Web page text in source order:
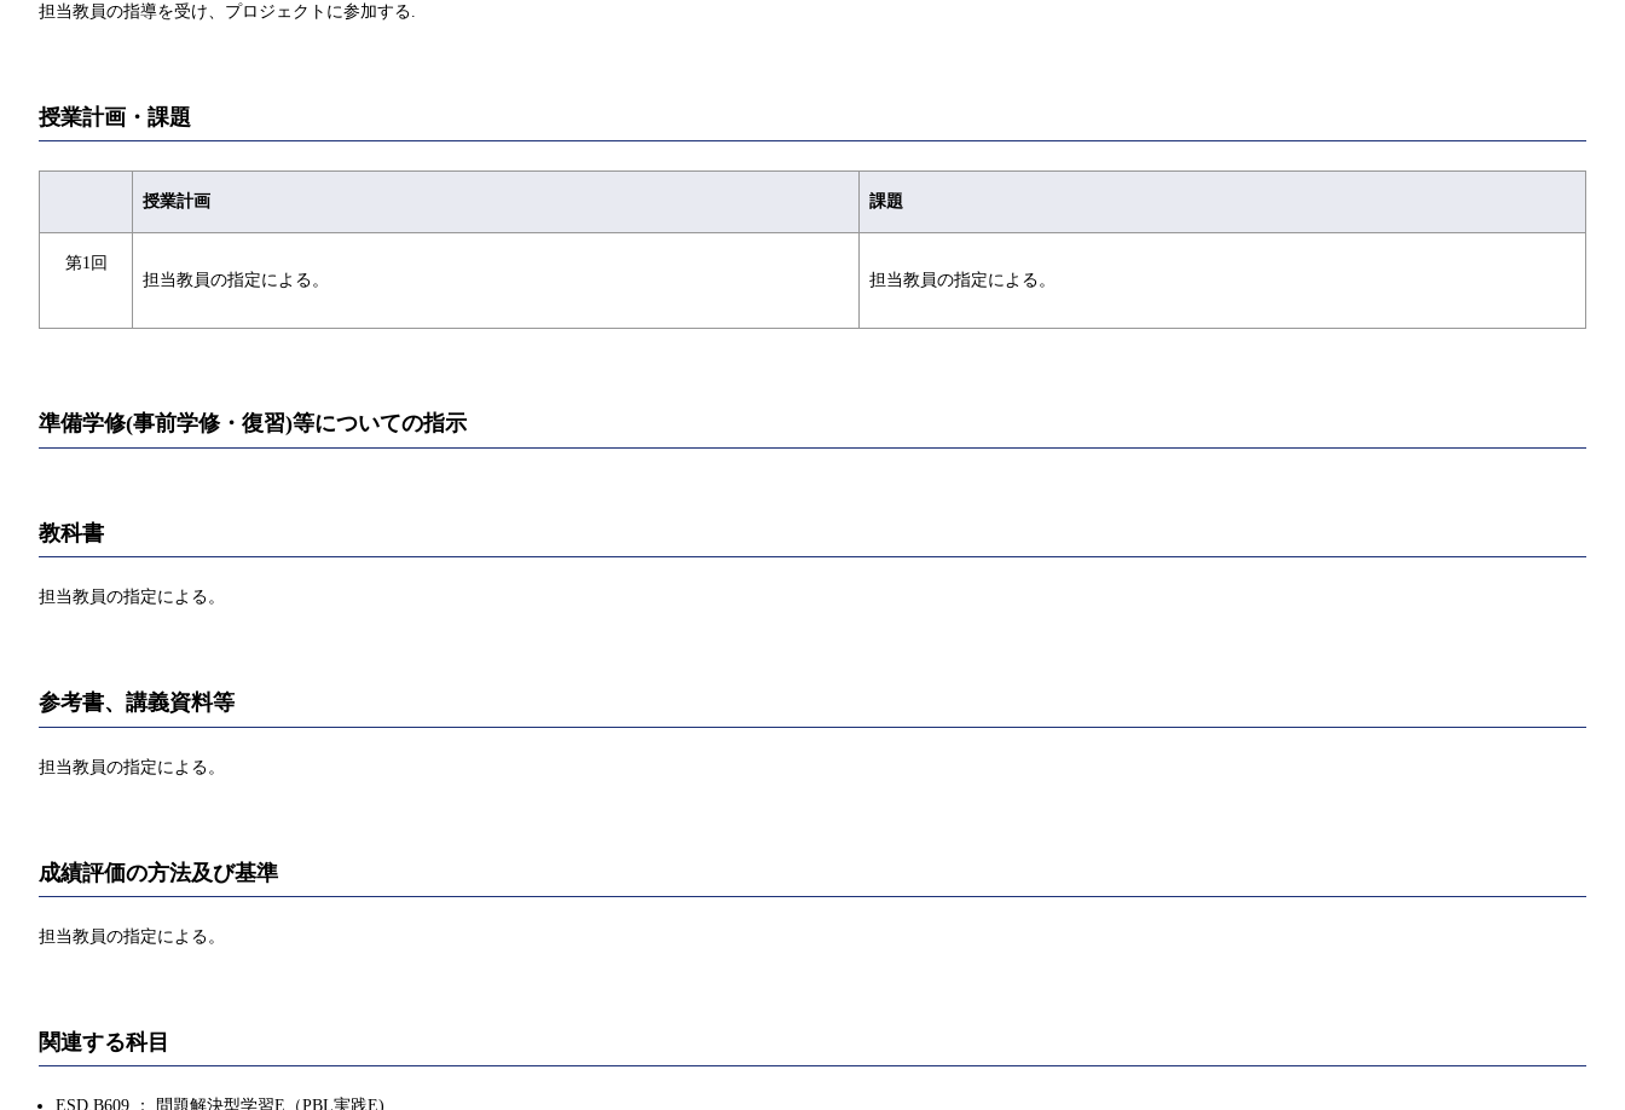
担当教員の指導を受け、プロジェクトに参加する.
授業計画・課題
授業計画 課題
第1回
担当教員の指定による。
担当教員の指定による。
準備学修(事前学修・復習)等についての指示
教科書
担当教員の指定による。
参考書、講義資料等
担当教員の指定による。
成績評価の方法及び基準
担当教員の指定による。
関連する科目
ESD.B609 ： 問題解決型学習E（PBL実践E)